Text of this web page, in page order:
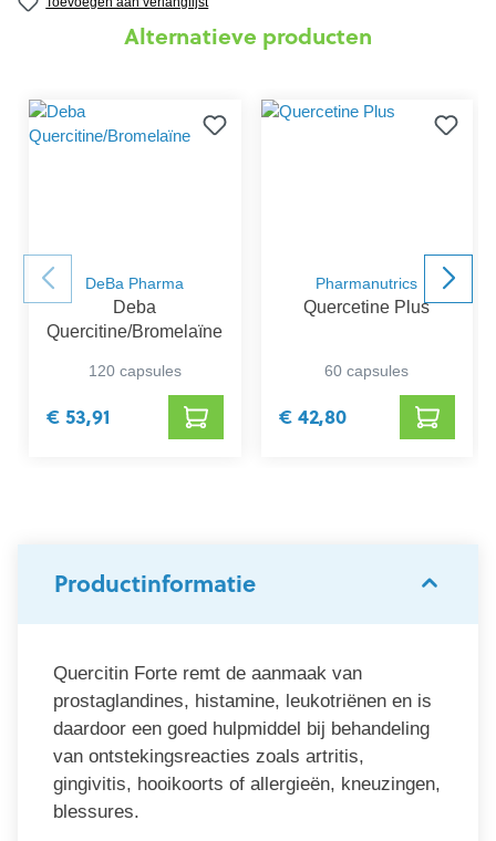
Alternatieve producten
DeBa Pharma
Deba
Quercitine/Bromelaïne
120 capsules
€ 53,91
Pharmanutrics
Quercetine Plus
60 capsules
€ 42,80
Productinformatie
Quercitin Forte remt de aanmaak van
prostaglandines, histamine, leukotriënen en is
daardoor een goed hulpmiddel bij behandeling
van ontstekingsreacties zoals artritis,
gingivitis, hooikoorts of allergieën, kneuzingen,
blessures.